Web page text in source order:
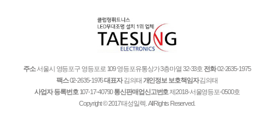
주소서울시 영등포구 영등포로 109 영등포유통상가 3층마열 32-33호 전화02-2635-1975
팩스02-2635-1976대표자김의태 개인정보 보호책임자김의태
사업자 등록번호107-17-40790통신판매업신고번호제2018-서울영등포-0500호
Copyright © 2017 태성일렉. All Rights Reserved.